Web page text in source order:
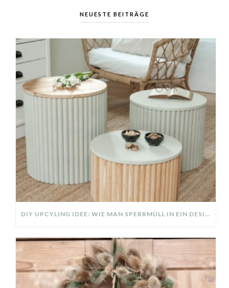
NEUESTE BEITRÄGE
DIY UPCYLING IDEE: WIE MAN SPERRMÜLL IN EIN DESIGNER TEIL VERWANDELT